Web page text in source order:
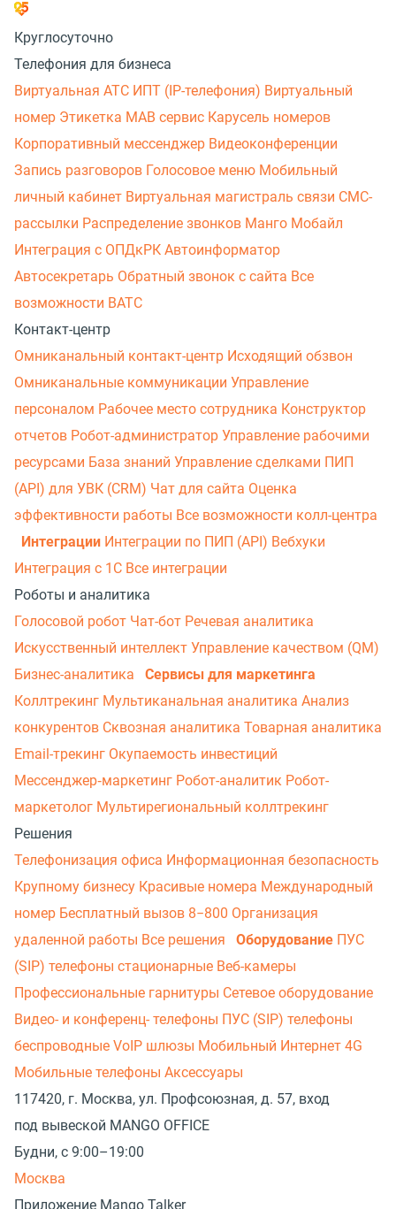
Круглосуточно
Телефония для бизнеса
Виртуальная АТС ИПТ (IP-телефония) Виртуальный
номер Этикетка МАВ сервис Карусель номеров
Корпоративный мессенджер Видеоконференции
Запись разговоров Голосовое меню Мобильный
личный кабинет Виртуальная магистраль связи СМС-
рассылки Распределение звонков Манго Мобайл
Интеграция с ОПДкРК Автоинформатор
Автосекретарь Обратный звонок с сайта Все
возможности ВАТС
Контакт-центр
Омниканальный контакт-центр Исходящий обзвон
Омниканальные коммуникации Управление
персоналом Рабочее место сотрудника Конструктор
отчетов Робот-администратор Управление рабочими
ресурсами База знаний Управление сделками ПИП
(API) для УВК (CRM) Чат для сайта Оценка
эффективности работы Все возможности колл-центра
Интеграции Интеграции по ПИП (API) Вебхуки
Интеграция с 1С Все интеграции
Роботы и аналитика
Голосовой робот Чат-бот Речевая аналитика
Искусственный интеллект Управление качеством (QM)
Бизнес-аналитика
Сервисы для маркетинга
Коллтрекинг Мультиканальная аналитика Анализ
конкурентов Сквозная аналитика Товарная аналитика
Email-трекинг Окупаемость инвестиций
Мессенджер‑маркетинг Робот-аналитик Робот-
маркетолог Мультирегиональный коллтрекинг
Решения
Телефонизация офиса Информационная безопасность
Крупному бизнесу Красивые номера Международный
номер Бесплатный вызов 8−800 Организация
удаленной работы Все решения Оборудование ПУС
(SIP) телефоны стационарные Веб-камеры
Профессиональные гарнитуры Сетевое оборудование
Видео- и конференц- телефоны ПУС (SIP) телефоны
беспроводные VoIP шлюзы Мобильный Интернет 4G
Мобильные телефоны Аксессуары
117420, г. Москва, ул. Профсоюзная, д. 57, вход
под вывеской MANGO OFFICE
Будни, с 9:00–19:00
Москва
Приложение Mango Talker